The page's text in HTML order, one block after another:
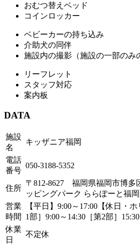
おむつ替えベッド
コインロッカー
ベビーカーの持ち込み
介助犬の同伴
施設内の撮影（施設の一部のみ
リーフレット
スタッフ対応
案内板
DATA
施設
名
キッザニア福岡
電話
番号
050-3188-5352
住所
〒812-8627 福岡県福岡市博多
ッピングパーク ららぽーと福
営業
時間
【平日】9:00～17:00【休日・
1部］9:00～14:30［第2部］
休業
日
不定休